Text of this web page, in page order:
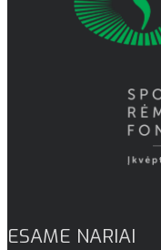
ESAME NARIAI